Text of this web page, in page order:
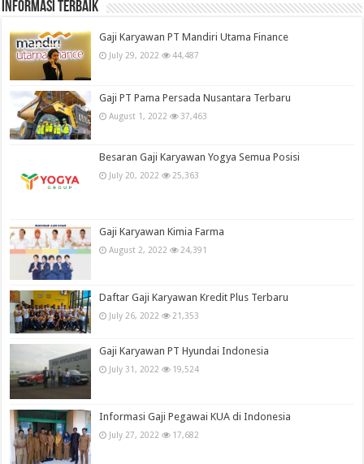
informasi terbaik
Gaji Karyawan PT Mandiri Utama Finance
July 29, 2022 44,487
Gaji PT Pama Persada Nusantara Terbaru
August 1, 2022 37,463
Besaran Gaji Karyawan Yogya Semua Posisi
July 20, 2022 25,363
Gaji Karyawan Kimia Farma
August 2, 2022 24,391
Daftar Gaji Karyawan Kredit Plus Terbaru
July 26, 2022 21,353
Gaji Karyawan PT Hyundai Indonesia
July 31, 2022 19,524
Informasi Gaji Pegawai KUA di Indonesia
July 27, 2022 17,682